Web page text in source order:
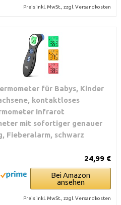
Preis inkl. MwSt., zzgl. Versandkosten
für Babys, Kinder
kontaktloses
Infrarot
mit sofortiger genauer
Fieberalarm, schwarz
24,99 €
Bei Amazon
ansehen
Preis inkl. MwSt., zzgl. Versandkosten